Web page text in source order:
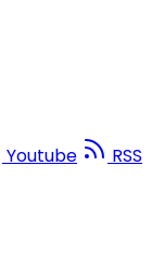
Youtube
RSS